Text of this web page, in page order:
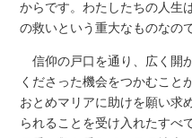
からです。わたしたちの人生
の救いという重大なものなの
信仰の戸口を通り、広く開
くださった機会をつかむこと
おとめマリアに助けを願い求
られることを受け入れたすべ